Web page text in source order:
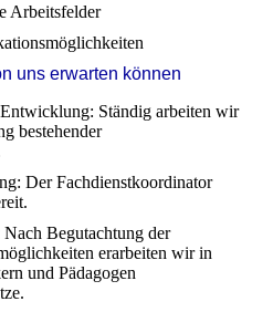
Arbeitsfelder
uns erwarten können
Ständig arbeiten wir
bestehender
Der Fachdienstkoordinator
Begutachtung der
erarbeiten wir in
und Pädagogen